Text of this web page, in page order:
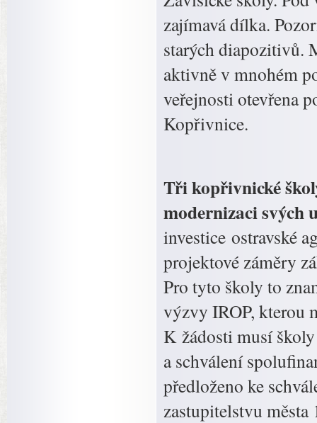
zajímavá dílka.
starých diapozitivů.
aktivně v mnohém
veřejnosti otevřena
Kopřivnice.
Tři kopřivnické
modernizaci svých
investice ostravské
projektové záměry
Pro tyto školy to
výzvy IROP, kterou
K žádosti musí
a schválení
předloženo ke
zastupitelstvu města